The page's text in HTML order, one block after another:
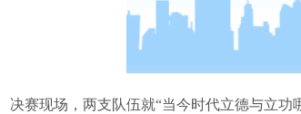
决赛现场，两支队伍就“当今时代立德与立